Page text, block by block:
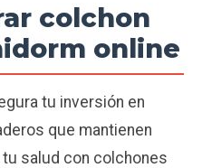
colchon
online
tu inversión en
que mantienen
salud con colchones